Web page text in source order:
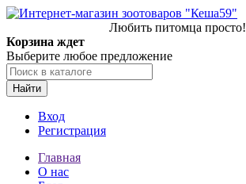
Любить питомца просто!
Корзина ждет
Выберите любое предложение
Найти
Вход
Регистрация
Главная
О нас